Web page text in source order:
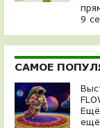
9
САМОЕ